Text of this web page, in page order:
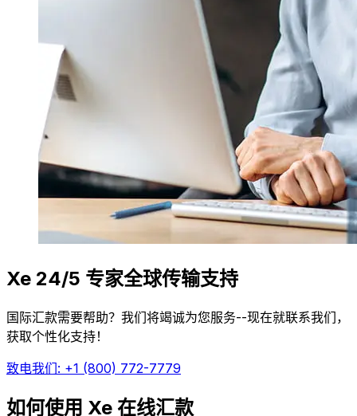
Xe 24/5 专家全球传输支持
国际汇款需要帮助？我们将竭诚为您服务--现在就联系我们，
获取个性化支持！
致电我们: +1 (800) 772-7779
如何使用 Xe 在线汇款